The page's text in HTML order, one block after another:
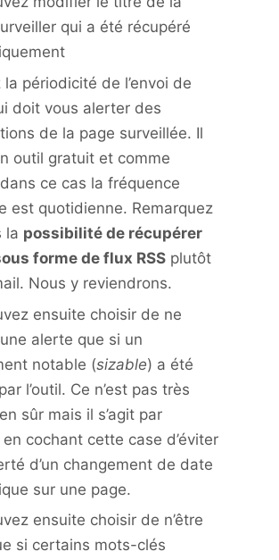
qui a été récupéré
la périodicité de l’envoi de
doit vous alerter des
de la page surveillée. Il
outil gratuit et comme
ce cas la fréquence
est quotidienne. Remarquez
la possibilité de récupérer
forme de flux RSSplutôt
Nous y reviendrons.
ensuite choisir de ne
alerte que si un
notable (sizable) a été
l’outil. Ce n’est pas très
sûr mais il s’agit par
cochant cette case d’éviter
d’un changement de date
sur une page.
ensuite choisir de n’être
si certains mots-clés